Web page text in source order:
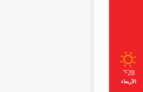
28
℃
الأربعاء